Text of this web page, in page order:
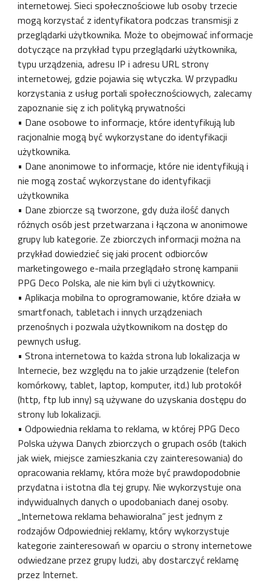
internetowej. Sieci społecznościowe lub osoby trzecie
mogą korzystać z identyfikatora podczas transmisji z
przeglądarki użytkownika. Może to obejmować informacje
dotyczące na przykład typu przeglądarki użytkownika,
typu urządzenia, adresu IP i adresu URL strony
internetowej, gdzie pojawia się wtyczka. W przypadku
korzystania z usług portali społecznościowych, zalecamy
zapoznanie się z ich polityką prywatności
• Dane osobowe to informacje, które identyfikują lub
racjonalnie mogą być wykorzystane do identyfikacji
użytkownika.
• Dane anonimowe to informacje, które nie identyfikują i
nie mogą zostać wykorzystane do identyfikacji
użytkownika
• Dane zbiorcze są tworzone, gdy duża ilość danych
różnych osób jest przetwarzana i łączona w anonimowe
grupy lub kategorie. Ze zbiorczych informacji można na
przykład dowiedzieć się jaki procent odbiorców
marketingowego e-maila przeglądało stronę kampanii
PPG Deco Polska, ale nie kim byli ci użytkownicy.
• Aplikacja mobilna to oprogramowanie, które działa w
smartfonach, tabletach i innych urządzeniach
przenośnych i pozwala użytkownikom na dostęp do
pewnych usług.
• Strona internetowa to każda strona lub lokalizacja w
Internecie, bez względu na to jakie urządzenie (telefon
komórkowy, tablet, laptop, komputer, itd.) lub protokół
(http, ftp lub inny) są używane do uzyskania dostępu do
strony lub lokalizacji.
• Odpowiednia reklama to reklama, w której PPG Deco
Polska używa Danych zbiorczych o grupach osób (takich
jak wiek, miejsce zamieszkania czy zainteresowania) do
opracowania reklamy, która może być prawdopodobnie
przydatna i istotna dla tej grupy. Nie wykorzystuje ona
indywidualnych danych o upodobaniach danej osoby.
„Internetowa reklama behawioralna” jest jednym z
rodzajów Odpowiedniej reklamy, który wykorzystuje
kategorie zainteresowań w oparciu o strony internetowe
odwiedzane przez grupy ludzi, aby dostarczyć reklamę
przez Internet.